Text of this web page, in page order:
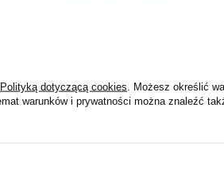
Polityką dotyczącą cookies . Możesz określić
warunków i prywatności można znaleźć